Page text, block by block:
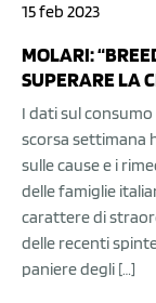
15 feb 2023
MOLARI:
SUPERARE LA
I dati sul
scorsa settimana
sulle cause e i
delle famiglie
carattere di
delle recenti
paniere degli […]